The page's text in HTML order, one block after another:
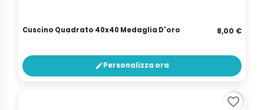
Cuscino Quadrato 40x40 Medaglia D'oro 8,00 €
editPersonalizza ora
favorite_border